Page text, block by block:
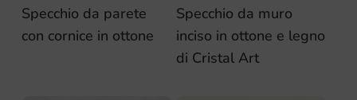
Specchio da parete
con cornice in ottone
Specchio da muro
inciso in ottone e legno
di Cristal Art